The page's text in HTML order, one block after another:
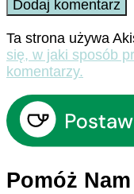
Ta strona używa
się, w jaki sposób
komentarzy.
Pomóż